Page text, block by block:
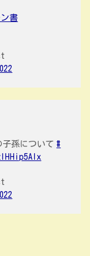
書
孫について #